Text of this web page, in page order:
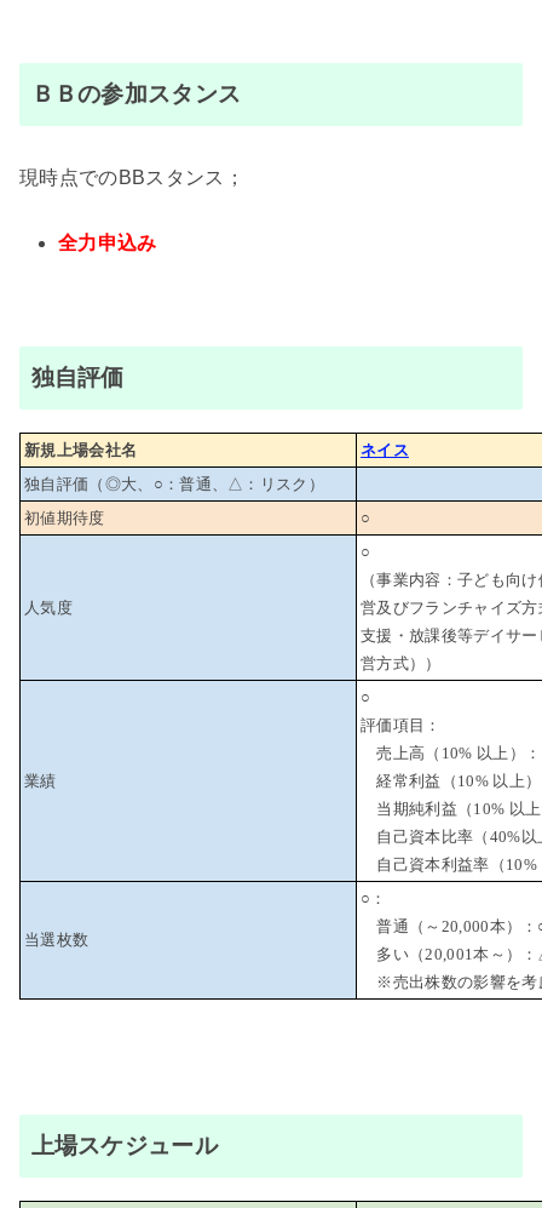
ＢＢの参加スタンス
現時点でのBBスタンス；
全力申込み
独自評価
新規上場会社名
ネイス
独自評価（◎大、○：普通、△：リスク）
初値期待度
○
人気度
○
（事業内容：子ども向
営及びフランチャイズ
支援・放課後等デイサ
営方式））
業績
○
評価項目：
売上高（10% 以上）
経常利益（10% 以上
当期純利益（10% 以
自己資本比率（40%
自己資本利益率（10%
当選枚数
○：
普通（～20,000本）
多い（20,001本～）
※売出株数の影響を考
上場スケジュール